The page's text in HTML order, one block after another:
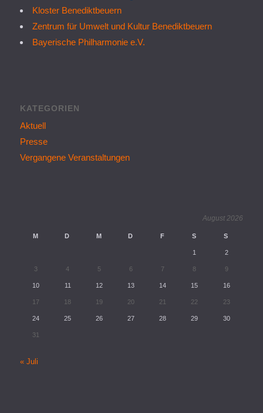
Kloster Benediktbeuern
Zentrum für Umwelt und Kultur Benediktbeuern
Bayerische Philharmonie e.V.
KATEGORIEN
Aktuell
Presse
Vergangene Veranstaltungen
August 2026
M D M D F S S
1 2
3 4 5 6 7 8 9
10 11 12 13 14 15 16
17 18 19 20 21 22 23
24 25 26 27 28 29 30
31
« Juli